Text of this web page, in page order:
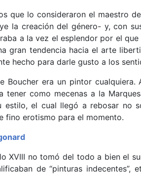
que lo consideraron el maestro
la creación del género- y, con
a la vez el esplendor por el
gran tendencia hacia el arte
hecho para darle gusto a los
Boucher era un pintor
tener como mecenas a la
estilo, el cual llegó a rebosar no
fino erotismo para el momento.
XVIII no tomó del todo a bien el
de “pinturas